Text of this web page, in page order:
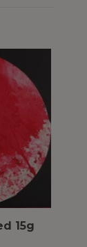
15g